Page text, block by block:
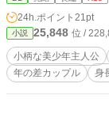
て、ともに脱出するサンベリル。 サンベリルは優しい
真実に愛する人と結ばれることが出来
24h.ポイント 21pt
小説 25,848 位 /
小柄な美少年主人公
年の差カップル
身